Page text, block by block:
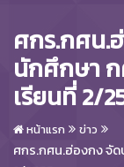
ศกร.กศน.
นักศึกษา
เรียนที่ 2/
หน้าแรก ข่าว
ศกร.กศน.ฮ่องกง จัด